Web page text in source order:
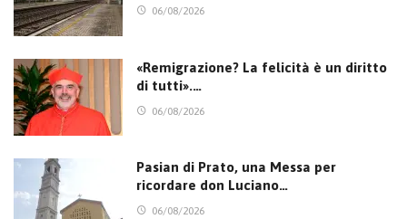
06/08/2026
«Remigrazione? La felicità è un diritto
di tutti».…
06/08/2026
Pasian di Prato, una Messa per
ricordare don Luciano…
06/08/2026